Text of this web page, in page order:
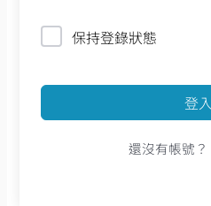
保持登錄狀態
登入
還沒有帳號？